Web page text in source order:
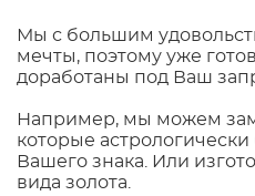
Мы с большим
мечты, поэтому уже
доработаны под Ваш
Например, мы можем
которые
Вашего знака. Или
вида золота.